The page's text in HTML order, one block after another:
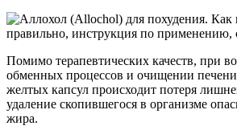
Помимо терапевтических качеств, при
обменных процессов и очищении
желтых капсул происходит потеря
удаление скопившегося в организме
жира.